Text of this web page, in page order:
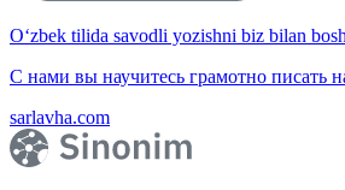
O‘zbek tilida savodli yozishni biz bilan
С нами вы научитесь грамотно писать
sarlavha.com